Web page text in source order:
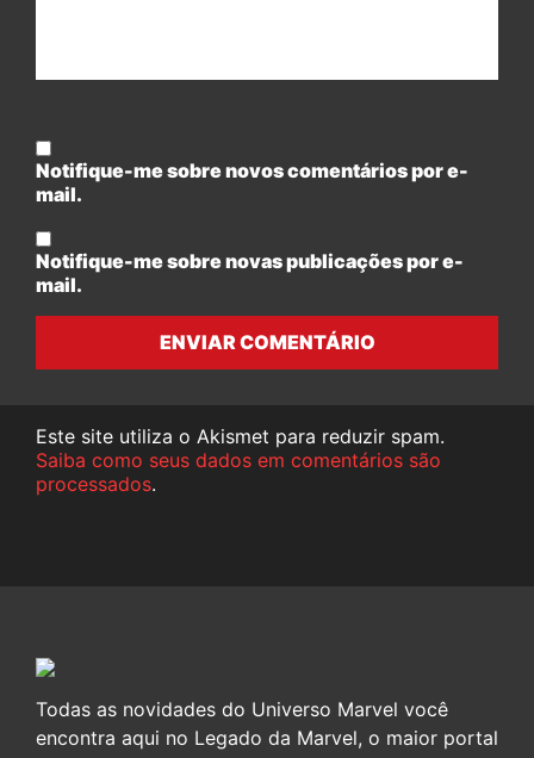
Notifique-me sobre novos comentários por e-
mail.
Notifique-me sobre novas publicações por e-
mail.
ENVIAR COMENTÁRIO
Este site utiliza o Akismet para reduzir spam.
Saiba como seus dados em comentários são
processados.
Todas as novidades do Universo Marvel você
encontra aqui no Legado da Marvel, o maior portal